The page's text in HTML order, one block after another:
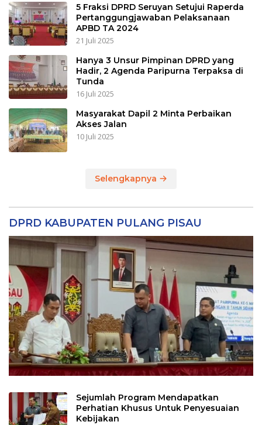
5 Fraksi DPRD Seruyan Setujui Raperda
Pertanggungjawaban Pelaksanaan
APBD TA 2024
21 Juli 2025
Hanya 3 Unsur Pimpinan DPRD yang
Hadir, 2 Agenda Paripurna Terpaksa di
Tunda
16 Juli 2025
Masyarakat Dapil 2 Minta Perbaikan
Akses Jalan
10 Juli 2025
Selengkapnya
DPRD KABUPATEN PULANG PISAU
Sejumlah Program Mendapatkan
Perhatian Khusus Untuk Penyesuaian
Kebijakan